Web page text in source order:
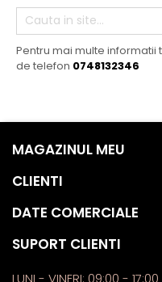
Pentru mai multe
de telefon 0748132346
MAGAZINUL MEU
CLIENTI
DATE COMERCIALE
SUPORT CLIENTI
LUNI - VINERI: 09:00 - 17:00